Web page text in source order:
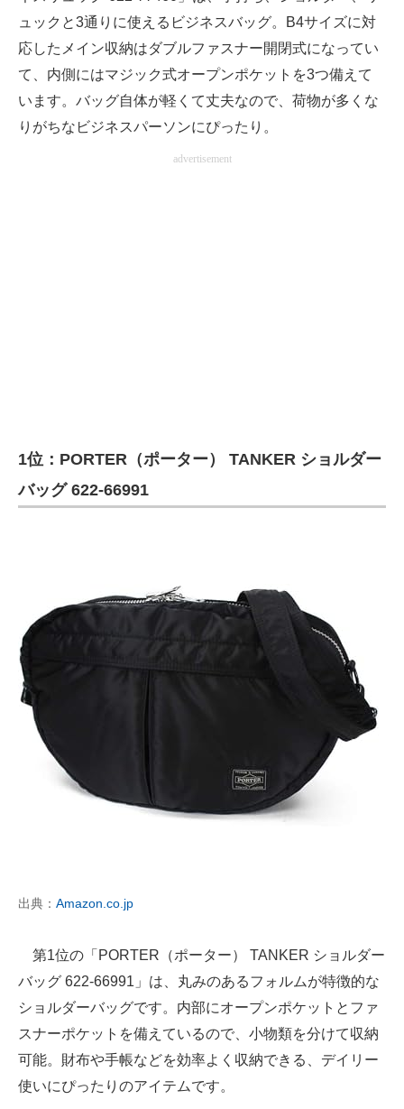
ュックと3通りに使えるビジネスバッグ。B4サイズに対
応したメイン収納はダブルファスナー開閉式になってい
て、内側にはマジック式オープンポケットを3つ備えて
います。バッグ自体が軽くて丈夫なので、荷物が多くな
りがちなビジネスパーソンにぴったり。
advertisement
1位：PORTER（ポーター） TANKER ショルダー
バッグ 622-66991
出典： Amazon.co.jp
第1位の「PORTER（ポーター） TANKER ショルダー
バッグ 622-66991」は、丸みのあるフォルムが特徴的な
ショルダーバッグです。内部にオープンポケットとファ
スナーポケットを備えているので、小物類を分けて収納
可能。財布や手帳などを効率よく収納できる、デイリー
使いにぴったりのアイテムです。